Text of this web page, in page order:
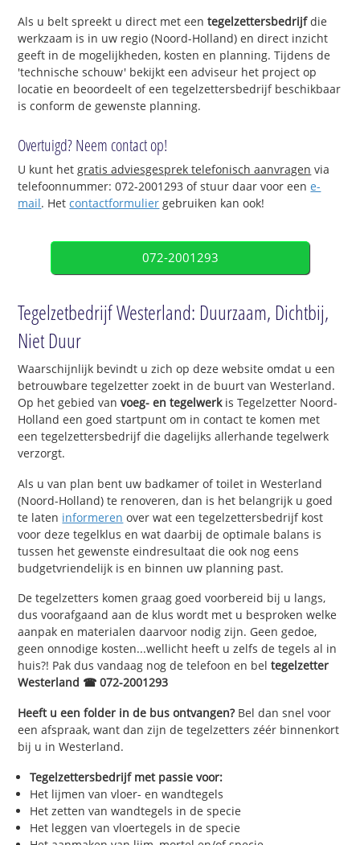
Als u belt spreekt u direct met eentegelzettersbedrijfdie
werkzaam is in uw regio (Noord-Holland) en direct inzicht
geeft in de mogelijkheden, kosten en planning. Tijdens de
'technische schouw' bekijkt een adviseur het project op
locatie en beoordeelt of een tegelzettersbedrijf beschikbaar
is conform de gewenste planning.
Overtuigd? Neem contact op!
U kunt hetgratis adviesgesprek telefonisch aanvragen via
telefoonnummer: 072-2001293 of stuur daar voor eene-
mail. Hetcontactformulier gebruiken kan ook!
072-2001293
Tegelzetbedrijf Westerland: Duurzaam, Dichtbij,
Niet Duur
Waarschijnlijk bevindt u zich op deze website omdat u een
betrouwbare tegelzetter zoekt in de buurt van Westerland.
Op het gebied van voeg- en tegelwerkis Tegelzetter Noord-
Holland een goed startpunt om in contact te komen met
een tegelzettersbedrijf die dagelijks allerhande tegelwerk
verzorgt.
Als u van plan bent uw badkamer of toilet in Westerland
(Noord-Holland) te renoveren, dan is het belangrijk u goed
te laten informeren over wat een tegelzettersbedrijf kost
voor deze tegelklus en wat daarbij de optimale balans is
tussen het gewenste eindresultaat die ook nog eens
budgetvriendelijk is en binnen uw planning past.
De tegelzetters komen graag goed voorbereid bij u langs,
dus voorafgaand aan de klus wordt met u besproken welke
aanpak en materialen daarvoor nodig zijn. Geen gedoe,
geen onnodige kosten...wellicht heeft u zelfs de tegels al in
huis?! Pak dus vandaag nog de telefoon en beltegelzetter
Westerland ☎ 072-2001293
Heeft u een folder in de bus ontvangen?Bel dan snel voor
een afspraak, want dan zijn de tegelzetters zéér binnenkort
bij u in Westerland.
Tegelzettersbedrijf met passie voor:
Het lijmen van vloer- en wandtegels
Het zetten van wandtegels in de specie
Het leggen van vloertegels in de specie